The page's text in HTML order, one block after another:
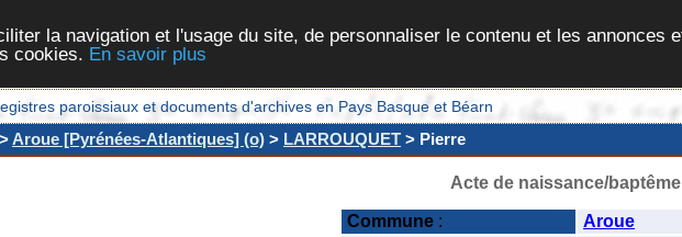
la navigation et l'usage du site, de personnaliser le contenu et les annonces
cookies. En savoir plus
paroissiaux et documents d'archives en Pays Basque et Béarn
>Aroue [Pyrénées-Atlantiques] (o) > LARROUQUET > Pierre
Acte de naissance/baptême
Commune :
Aroue